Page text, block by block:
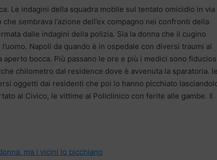
Le indagini della squadra mobile sul tentato omicidio in via
sembrava l’azione dell’ex compagno nei confronti della
dalle indagini della polizia. Sia la donna che il cugino
Napoli da quando è in ospedale con diversi traumi al
aperto bocca. Più passano le ore e più i medici sono
chilometro dal residence dove è avvenuta la sparatoria.
oggetti dai residenti che poi lo hanno picchiato
al Civico, le vittime al Policlinico con ferite alle gambe. Il
ma i vicini lo picchiano